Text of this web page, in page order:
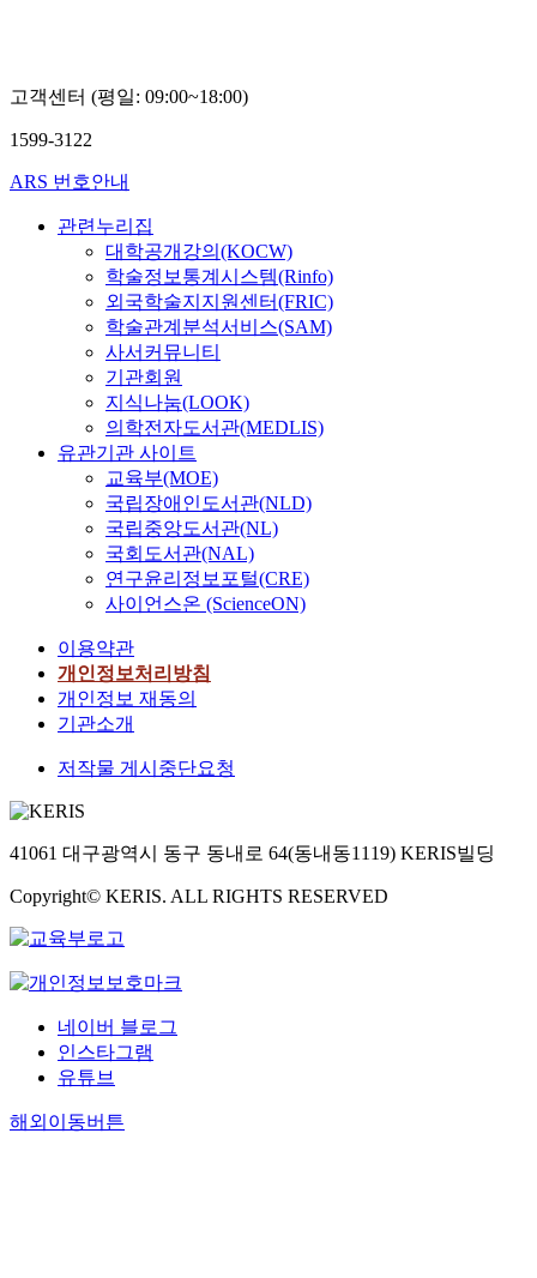
고객센터 (평일: 09:00~18:00)
1599-3122
ARS 번호안내
관련누리집
대학공개강의(KOCW)
학술정보통계시스템(Rinfo)
외국학술지지원센터(FRIC)
학술관계분석서비스(SAM)
사서커뮤니티
기관회원
지식나눔(LOOK)
의학전자도서관(MEDLIS)
유관기관 사이트
교육부(MOE)
국립장애인도서관(NLD)
국립중앙도서관(NL)
국회도서관(NAL)
연구윤리정보포털(CRE)
사이언스온 (ScienceON)
이용약관
개인정보처리방침
개인정보 재동의
기관소개
저작물 게시중단요청
41061 대구광역시 동구 동내로 64(동내동1119) KERIS빌딩
Copyright© KERIS. ALL RIGHTS RESERVED
네이버 블로그
인스타그램
유튜브
해외이동버튼